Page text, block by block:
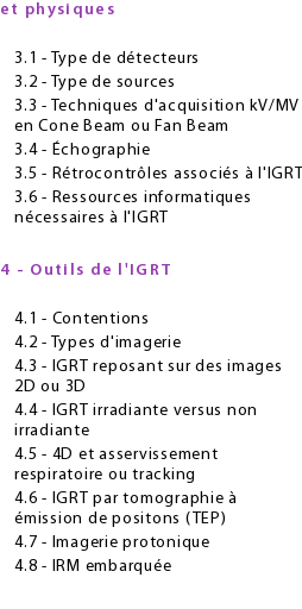
et physiques
3.1 - Type de détecteurs
3.2 - Type de sources
3.3 - Techniques d'acquisition kV/MV
en Cone Beam ou Fan Beam
3.4 - Échographie
3.5 - Rétrocontrôles associés à l'IGRT
3.6 - Ressources informatiques
nécessaires à l'IGRT
4 - Outils de l'IGRT
4.1 - Contentions
4.2 - Types d'imagerie
4.3 - IGRT reposant sur des images
2D ou 3D
4.4 - IGRT irradiante versus non
irradiante
4.5 - 4D et asservissement
respiratoire ou tracking
4.6 - IGRT par tomographie à
émission de positons (TEP)
4.7 - Imagerie protonique
4.8 - IRM embarquée